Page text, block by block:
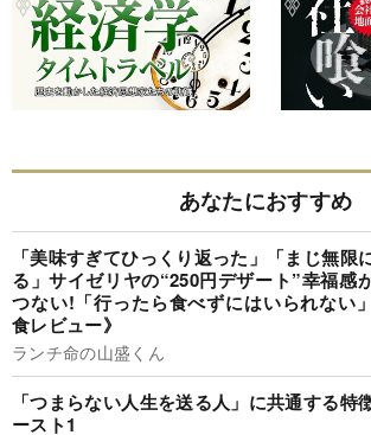
あなたにおすすめ
「美味すぎてひっくり返った」「まじ無限
る」サイゼリヤの“250円デザート”幸福感
つない!「行ったら食べずにはいられない
食レビュー》
ランチ命の山盛くん
「つまらない人生を送る人」に共通する特
ースト1